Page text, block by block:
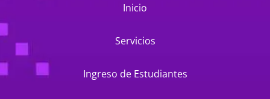
Inicio
Servicios
Ingreso de Estudiantes